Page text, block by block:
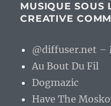
MUSIQUE SOUS
CREATIVE
@diffuser.net –
Au Bout Du Fil
Dogmazic
Have The